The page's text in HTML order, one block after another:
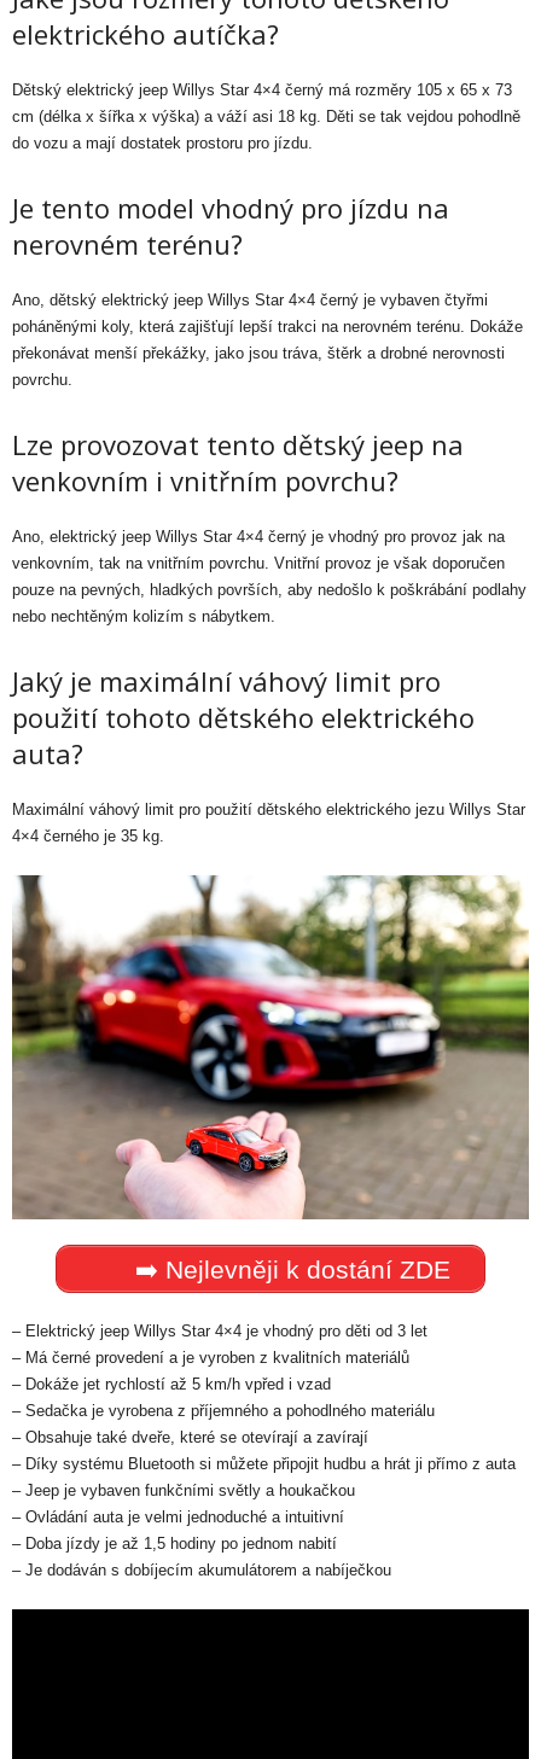
elektrického autíčka?
Dětský elektrický jeep Willys Star 4×4 černý má rozměry 105 x 65 x 73
cm (délka x šířka x výška) a váží asi 18 kg. Děti se tak vejdou pohodlně
do vozu a mají dostatek prostoru pro jízdu.
Je tento model vhodný pro jízdu na
nerovném terénu?
Ano, dětský elektrický jeep Willys Star 4×4 černý je vybaven čtyřmi
poháněnými koly, která zajišťují lepší trakci na nerovném terénu. Dokáže
překonávat menší překážky, jako jsou tráva, štěrk a drobné nerovnosti
povrchu.
Lze provozovat tento dětský jeep na
venkovním i vnitřním povrchu?
Ano, elektrický jeep Willys Star 4×4 černý je vhodný pro provoz jak na
venkovním, tak na vnitřním povrchu. Vnitřní provoz je však doporučen
pouze na pevných, hladkých površích, aby nedošlo k poškrábání podlahy
nebo nechtěným kolizím s nábytkem.
Jaký je maximální váhový limit pro
použití tohoto dětského elektrického
auta?
Maximální váhový limit pro použití dětského elektrického jezu Willys Star
4×4 černého je 35 kg.
➡️ Nejlevněji k dostání ZDE
– Elektrický jeep Willys Star 4×4 je vhodný pro děti od 3 let
– Má černé provedení a je vyroben z kvalitních materiálů
– Dokáže jet rychlostí až 5 km/h vpřed i vzad
– Sedačka je vyrobena z příjemného a pohodlného materiálu
– Obsahuje také dveře, které se otevírají a zavírají
– Díky systému Bluetooth si můžete připojit hudbu a hrát ji přímo z auta
– Jeep je vybaven funkčními světly a houkačkou
– Ovládání auta je velmi jednoduché a intuitivní
– Doba jízdy je až 1,5 hodiny po jednom nabití
– Je dodáván s dobíjecím akumulátorem a nabíječkou